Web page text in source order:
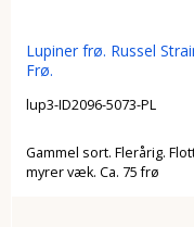
Lupiner frø. Russel
Frø.
lup3-ID2096-5073-PL
Gammel sort. Flerårig.
myrer væk. Ca. 75 frø